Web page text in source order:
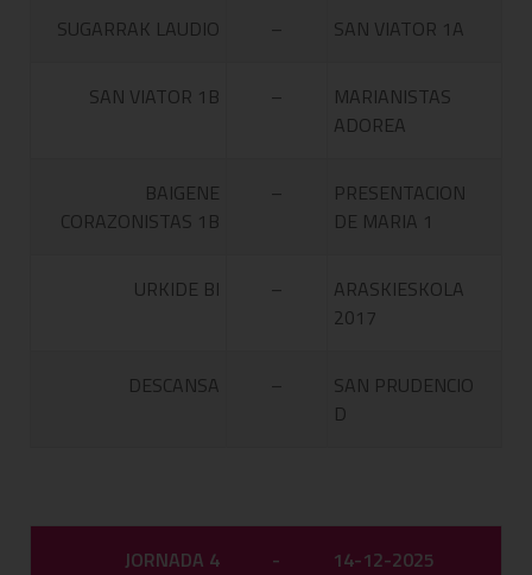
SUGARRAK LAUDIO – SAN VIATOR 1A
SAN VIATOR 1B –
MARIANISTAS
ADOREA
BAIGENE
CORAZONISTAS 1B
–
PRESENTACION
DE MARIA 1
URKIDE BI –
ARASKIESKOLA
2017
DESCANSA –
SAN PRUDENCIO
D
JORNADA 4 - 14-12-2025